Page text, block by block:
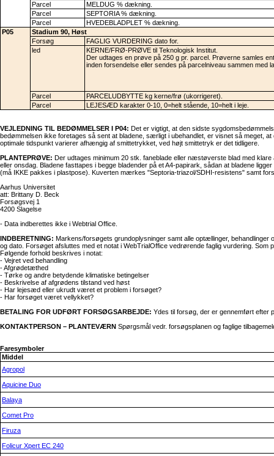
Parcel
MELDUG % dækning.
Parcel
SEPTORIA % dækning.
Parcel
HVEDEBLADPLET % dækning.
P05
Stadium 90, Høst
Forsøg
FAGLIG VURDERING dato for.
led
KERNE/FRØ-PRØVE til Teknologisk Institut.
Der udtages en prøve på 250 g pr. parcel. Prøverne samles
inden forsendelse eller sendes på parcelniveau sammen med
Parcel
PARCELUDBYTTE kg kerne/frø (ukorrigeret).
Parcel
LEJESÆD karakter 0-10, 0=helt stående, 10=helt i leje.
VEJLEDNING TIL BEDØMMELSER I P04: Det er vigtigt, at den sidste
bedømmelsen ikke foretages så sent at bladene, særligt i ubehandlet, er visnet så meget,
optimale tidspunkt varierer afhængig af smittetrykket, ved højt smittetryk er det tidligere.
PLANTEPRØVE: Der udtages minimum 20 stk. faneblade eller næstøverste blad med
eller onsdag. Bladene fasttapes i begge bladender på et A4-papirark, sådan at bladene
(må IKKE pakkes i plastpose). Kuverten mærkes "Septoria-triazol/SDHI-resistens" samt
Aarhus Universitet
att: Brittany D. Beck
Forsøgsvej 1
4200 Slagelse
- Data indberettes ikke i Webtrial Office.
INDBERETNING: Markens/forsøgets grundoplysninger samt alle optællinger, behandlinger
og dato. Forsøget afsluttes med et notat i WebTrialOffice vedrørende faglig vurdering.
Følgende forhold beskrives i notat:
- Vejret ved behandling
- Afgrødetæthed
- Tørke og andre betydende klimatiske betingelser
- Beskrivelse af afgrødens tilstand ved høst
- Har lejesæd eller ukrudt været et problem i forsøget?
- Har forsøget været vellykket?
BETALING FOR UDFØRT FORSØGSARBEJDE: Ydes til forsøg, der er gennemført efter
KONTAKTPERSON – PLANTEVÆRN Spørgsmål vedr. forsøgsplanen og faglige
Faresymboler
Middel
Agropol
Aquicine Duo
Balaya
Comet Pro
Firuza
Folicur Xpert EC 240